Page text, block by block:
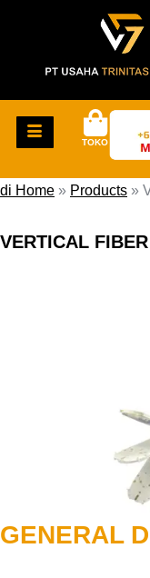
TOKO
di Home » Products »
VERTICAL
GENERAL